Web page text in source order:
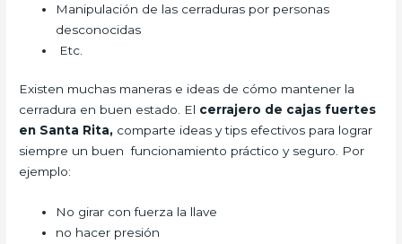
Manipulación de las cerraduras por personas
desconocidas
Etc.
Existen muchas maneras e ideas de cómo mantener la
cerradura en buen estado. El cerrajero de cajas fuertes
en Santa Rita, comparte ideas y tips efectivos para lograr
siempre un buen funcionamiento práctico y seguro. Por
ejemplo:
No girar con fuerza la llave
no hacer presión